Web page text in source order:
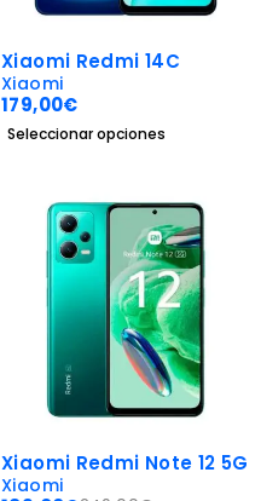
Xiaomi Redmi 14C
Xiaomi
179,00€
Seleccionar opciones
-24%
Xiaomi Redmi Note 12 5G
Xiaomi